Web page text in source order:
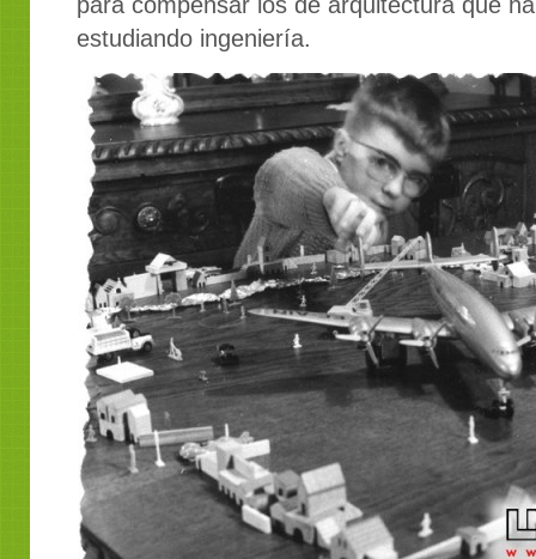
estudiando ingeniería.